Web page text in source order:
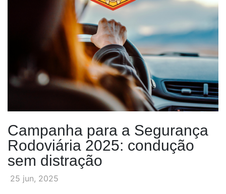
Campanha para a Segurança
Rodoviária 2025: condução
sem distração
25 jun, 2025